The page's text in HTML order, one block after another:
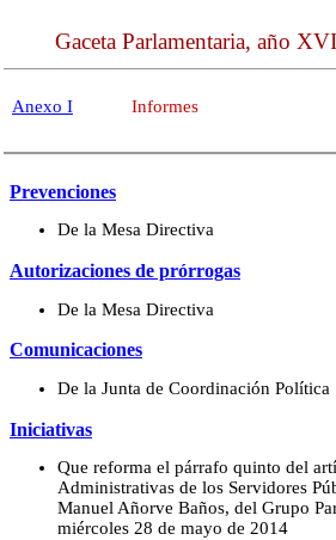
Gaceta Parlamentaria, año
Anexo I Informes
Prevenciones
De la Mesa Directiva
Autorizaciones de prórrogas
De la Mesa Directiva
Comunicaciones
De la Junta de Coordinación Política
Iniciativas
Que reforma el párrafo quinto del
Administrativas de los Servidores
Manuel Añorve Baños, del Grupo
miércoles 28 de mayo de 2014